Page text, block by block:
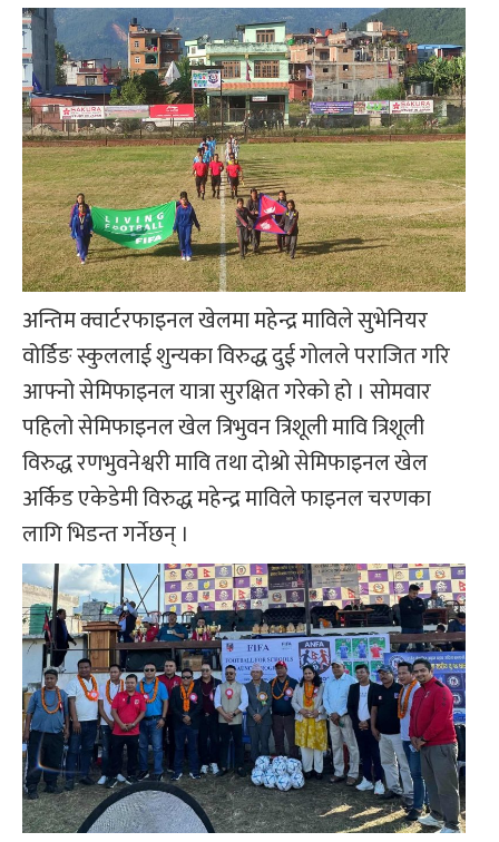
अन्तिम क्वार्टरफाइनल खेलमा महेन्द्र माविले सुभेनियर
वोर्डिङ स्कुललाई शुन्यका विरुद्ध दुई गोलले पराजित गरि
आफ्नो सेमिफाइनल यात्रा सुरक्षित गरेको हो । सोमवार
पहिलो सेमिफाइनल खेल त्रिभुवन त्रिशूली मावि त्रिशूली
विरुद्ध रणभुवनेश्वरी मावि तथा दोश्रो सेमिफाइनल खेल
अर्किड एकेडेमी विरुद्ध महेन्द्र माविले फाइनल चरणका
लागि भिडन्त गर्नेछन् ।